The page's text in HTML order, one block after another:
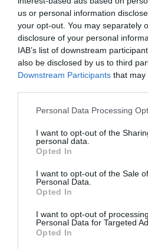
us or personal information
your opt-out. You may separately
disclosure of your personal
IAB’s list of downstream
also be disclosed by us to third
Downstream Participants that may
Personal Data Processing
I want to opt-out of the
personal data.
Opted In
I want to opt-out of the Sale
Personal Data.
Opted In
I want to opt-out of
Personal Data for Targeted
Opted In
Η Μισέλ Φάιφερ
αποκάλυψε ότι δεν
θέλει να
πρωταγωνιστήσει
ποτέ ξανά σε ταινία
Εισπράξεις πάνω
από 1 δισ. δολάρια
για το “Spider-Man: